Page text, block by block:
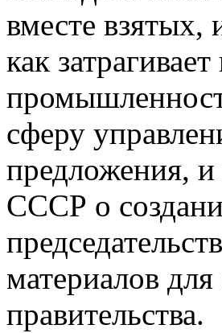
вместе взятых,
как
сферу
предложения,
СССР о
материалов
правительства.